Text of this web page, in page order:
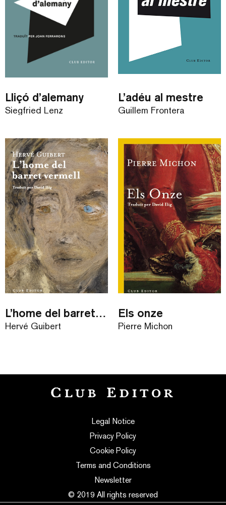
Lliçó d’alemany
Siegfried Lenz
L’adéu al mestre
Guillem Frontera
L’home del barret vermell
Hervé Guibert
Els onze
Pierre Michon
Legal Notice
Privacy Policy
Cookie Policy
Terms and Conditions
Newsletter
© 2019 All rights reserved